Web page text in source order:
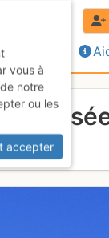
vous à
notre
ou les
accepter